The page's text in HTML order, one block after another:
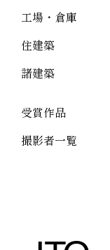
工場・倉庫
住建築
諸建築
受賞作品
撮影者一覧